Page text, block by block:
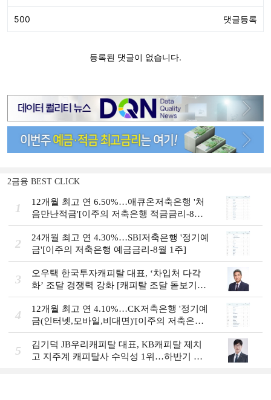
2금융 BEST CLICK
1
12개월 최고 연 6.50%…애큐온저축은행 '처
음만난적금'[이주의 저축은행 적금금리-8월
1주]
2
24개월 최고 연 4.30%…SBI저축은행 '정기예
금'[이주의 저축은행 예금금리-8월 1주]
3
오우택 한국투자캐피탈 대표, ‘차입처 다각
화ʼ 조달 경쟁력 강화 [캐피탈 조달 돋보기
(12)]
4
12개월 최고 연 4.10%…CK저축은행 '정기예
금(인터넷,모바일,비대면)'[이주의 저축은행
예금금리-8월 1주]
5
김기덕 JB우리캐피탈 대표, KB캐피탈 제치
고 지주계 캐피탈사 수익성 1위…하반기 외